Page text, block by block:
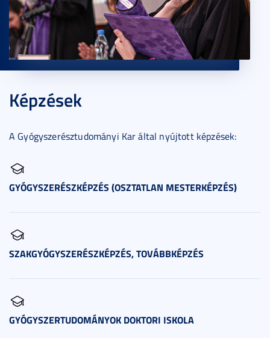
Képzések
A Gyógyszerésztudományi Kar által nyújtott képzések:
GYÓGYSZERÉSZKÉPZÉS (OSZTATLAN MESTERKÉPZÉS)
SZAKGYÓGYSZERÉSZKÉPZÉS, TOVÁBBKÉPZÉS
GYÓGYSZERTUDOMÁNYOK DOKTORI ISKOLA